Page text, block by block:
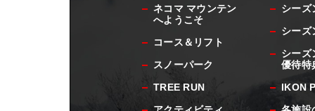
ネコマ マウンテン
へようこそ
コース＆リフト
スノーパーク
TREE RUN
シーズ
シーズ
シーズ
優待特
IKON